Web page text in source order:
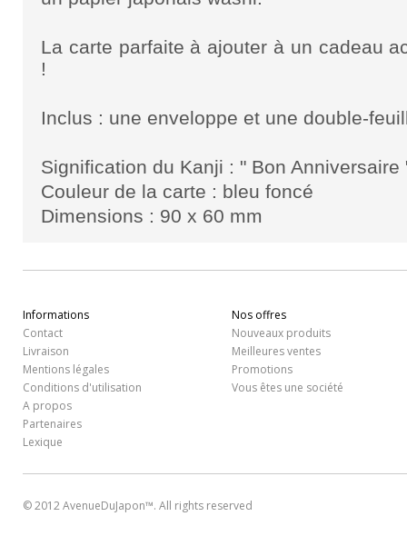
La carte parfaite à ajouter à un cadeau
!
Inclus : une enveloppe et une double-
Signification du Kanji : " Bon Anniversaire
Couleur de la carte : bleu foncé
Dimensions : 90 x 60 mm
Informations
Contact
Livraison
Mentions légales
Conditions d'utilisation
A propos
Partenaires
Lexique
Nos offres
Nouveaux produits
Meilleures ventes
Promotions
Vous êtes une société
© 2012 AvenueDuJapon™. All rights reserved